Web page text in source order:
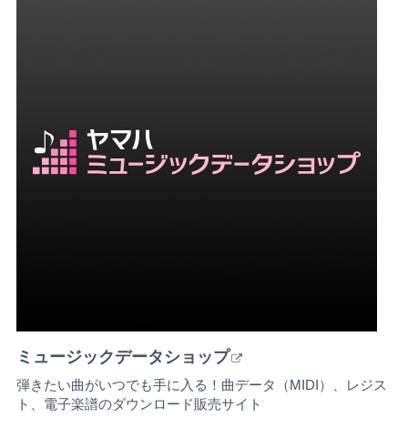
ミュージックデータショップ
弾きたい曲がいつでも手に入る！曲データ（MIDI）、レジス
ト、電子楽譜のダウンロード販売サイト